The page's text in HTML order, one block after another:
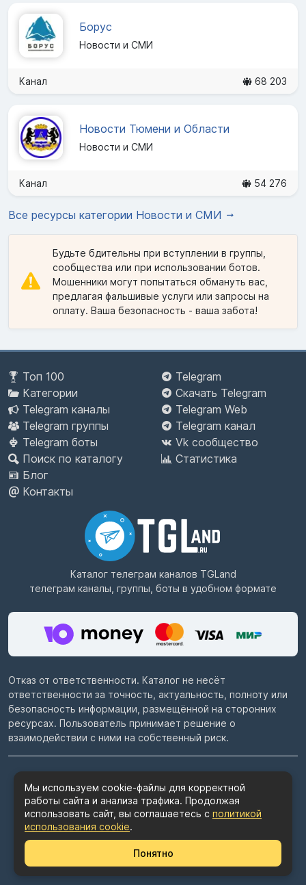
Борус
Новости и СМИ
Канал 68 203
Новости Тюмени и Области
Новости и СМИ
Канал 54 276
Все ресурсы категории Новости и СМИ
Будьте бдительны при вступлении в группы,
сообщества или при использовании ботов.
Мошенники могут попытаться обмануть вас,
предлагая фальшивые услуги или запросы на
оплату. Ваша безопасность - ваша забота!
Топ 100
Категории
Telegram каналы
Telegram группы
Telegram боты
Поиск по каталогу
Блог
Контакты
Telegram
Скачать Telegram
Telegram Web
Telegram канал
Vk сообщество
Статистика
Каталог телеграм каналов TGLand
телеграм каналы, группы, боты в удобном формате
Отказ от ответственности. Каталог не несёт
ответственности за точность, актуальность, полноту или
безопасность информации, размещённой на сторонних
ресурсах. Пользователь принимает решение о
взаимодействии с ними на собственный риск.
Пользовательское соглашение
Политика конфиденциальности
Политика использования cookie
Мы используем cookie-файлы для корректной
работы сайта и анализа трафика. Продолжая
использовать сайт, вы соглашаетесь с политикой
использования cookie.
Понятно